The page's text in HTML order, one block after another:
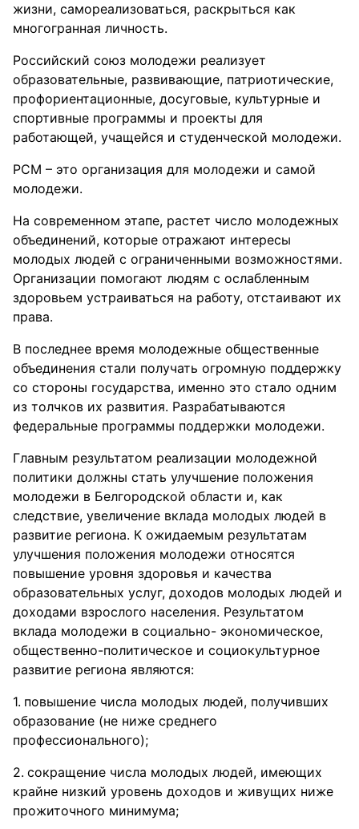
жизни, самореализоваться, раскрыться как
многогранная личность.
Российский союз молодежи реализует
образовательные, развивающие, патриотические,
профориентационные, досуговые, культурные и
спортивные программы и проекты для
работающей, учащейся и студенческой молодежи.
РСМ – это организация для молодежи и самой
молодежи.
На современном этапе, растет число молодежных
объединений, которые отражают интересы
молодых людей с ограниченными возможностями.
Организации помогают людям с ослабленным
здоровьем устраиваться на работу, отстаивают их
права.
В последнее время молодежные общественные
объединения стали получать огромную поддержку
со стороны государства, именно это стало одним
из толчков их развития. Разрабатываются
федеральные программы поддержки молодежи.
Главным результатом реализации молодежной
политики должны стать улучшение положения
молодежи в Белгородской области и, как
следствие, увеличение вклада молодых людей в
развитие региона. К ожидаемым результатам
улучшения положения молодежи относятся
повышение уровня здоровья и качества
образовательных услуг, доходов молодых людей и
доходами взрослого населения. Результатом
вклада молодежи в социально- экономическое,
общественно-политическое и социокультурное
развитие региона являются:
повышение числа молодых людей, получивших
образование (не ниже среднего
профессионального);
сокращение числа молодых людей, имеющих
крайне низкий уровень доходов и живущих ниже
прожиточного минимума;